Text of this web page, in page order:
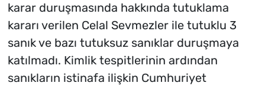
karar duruşmasında hakkında tutuklama
kararı verilen Celal Sevmezler ile tutuklu 3
sanık ve bazı tutuksuz sanıklar duruşmaya
katılmadı. Kimlik tespitlerinin ardından
sanıkların istinafa ilişkin Cumhuriyet